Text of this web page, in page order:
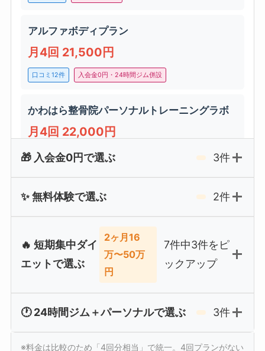
アルファボディプラン
月4回 21,500円
口コミ12件 入会金0円・24時間ジム併設
かわはら整骨院パーソナルトレーニングラボ
月4回 22,000円
口コミ14件 早朝6時〜対応
Body Design Studio Remake
S.H.O Total Body Care
口コミ1件 24時間プライベートジムあり
REAL FITNESS AZBL PRIVATE 前橋下石倉店
🎁 入会金0円で選ぶ 3件
BEYOND 前橋店
月4回 40,920円
アフィリ提携 口コミ50件 無料体験あり
アルファボディプラン
月4回 21,500円
✨ 無料体験で選ぶ 2件
パーソナル（1対1）
BEYOND 前橋店
月4回 40,920円
REAL FITNESS AZBL PRIVATE 前橋下石倉店
🔥 短期集中ダイ
エットで選ぶ
2ヶ月16
万〜50万
円
7件中3件をピ
ックアップ
BEYOND 前橋店
🕐 24時間ジム＋パーソナルで選ぶ 3件
24時間ジム併設型
※料金は比較のため「4回分相当」で統一。4回プランがない